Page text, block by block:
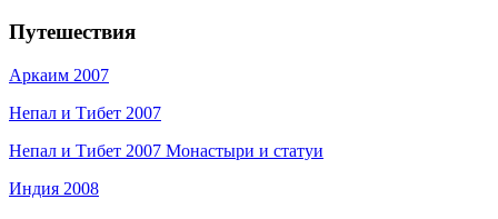
Путешествия
Аркаим 2007
Непал и Тибет 2007
Непал и Тибет 2007 Монастыри и статуи
Индия 2008